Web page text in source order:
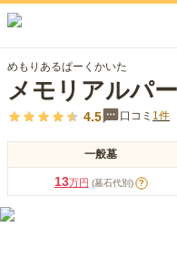
めもりあるぱーくかいた
メモリアルパ
4.5 口コミ 1件
一般墓
13万円 (墓石代別) ?